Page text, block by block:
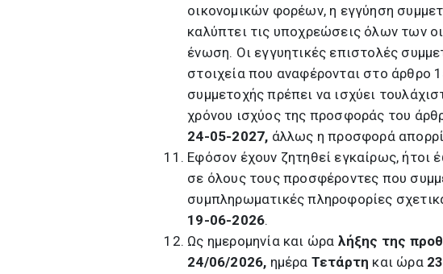
οικονομικών φορέων, η εγγύηση
καλύπτει τις υποχρεώσεις όλων των
ένωση. Οι εγγυητικές επιστολές
στοιχεία που αναφέρονται στο άρθρο
συμμετοχής πρέπει να ισχύει
χρόνου ισχύος της προσφοράς του
24-05-2027, άλλως η προσφορά
Εφόσον έχουν ζητηθεί εγκαίρως, ήτοι
σε όλους τους προσφέροντες που
συμπληρωματικές πληροφορίες
19-06-2026.
Ως ημερομηνία και ώρα λήξης της
24/06/2026, ημέρα Τετάρτη και ώρα